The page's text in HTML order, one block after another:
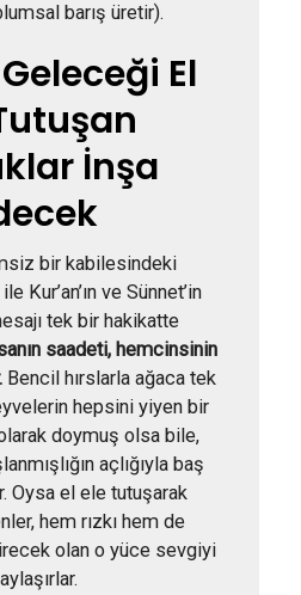
barış üretir).
El
İnşa
bir kabilesindeki
Kur’an’ın ve Sünnet’in
tek bir hakikatte
saadeti, hemcinsinin
Bencil hırslarla ağaca tek
hepsini yiyen bir
doymuş olsa bile,
açlığıyla baş
Oysa el ele tutuşarak
hem rızkı hem de
olan o yüce sevgiyi